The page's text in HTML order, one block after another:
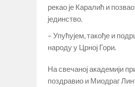
рекао је Каралић и
јединство.
– Упућујем, такође и
народу у Црној Гори.
На свечаној академији
поздравио и Миодраг